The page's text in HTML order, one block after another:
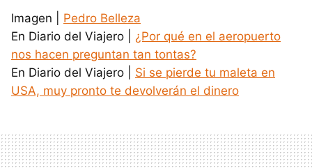
Imagen | Pedro Belleza
En Diario del Viajero | ¿Por qué en el aeropuerto
nos hacen preguntan tan tontas?
En Diario del Viajero | Si se pierde tu maleta en
USA, muy pronto te devolverán el dinero